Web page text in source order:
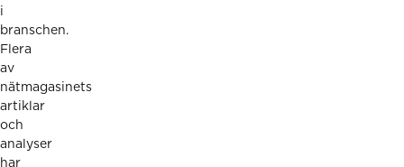
i
branschen.
Flera
av
nätmagasinets
artiklar
och
analyser
har